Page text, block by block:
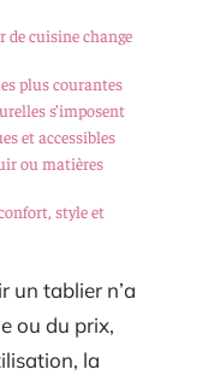
de cuisine change
plus courantes
s’imposent
et accessibles
ou matières
style et
un tablier n’a
ou du prix,
la